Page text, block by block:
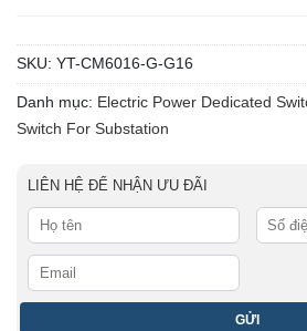
SKU: YT-CM6016-G-G16
Danh mục: Electric Power Dedicated
Switch For Substation
LIÊN HỆ ĐỂ NHẬN ƯU ĐÃI